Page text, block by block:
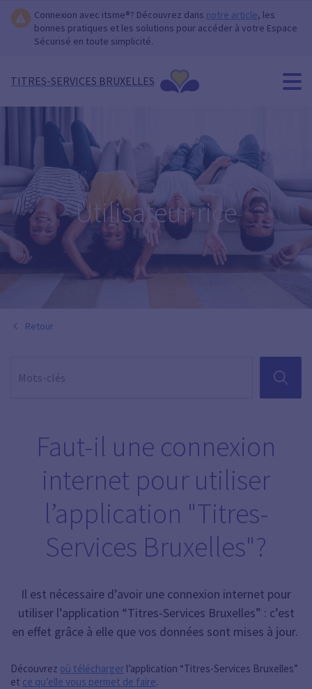
Connexion avec itsme®? Découvrez dans notre article, les
bonnes pratiques et les solutions pour accéder à votre Espace
Sécurisé en toute simplicité.
TITRES-SERVICES BRUXELLES
Utilisateur·rice
Retour
Faut-il une connexion
internet pour utiliser
l’application "Titres-
Services Bruxelles"?
Il est nécessaire d’avoir une connexion internet pour
utiliser l’application “Titres-Services Bruxelles” : c’est
en effet grâce à elle que vos données sont mises à jour.
Découvrez où télécharger l’application “Titres-Services Bruxelles”
et ce qu’elle vous permet de faire.